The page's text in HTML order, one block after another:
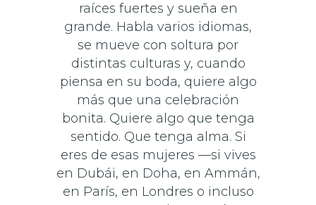
raíces fuertes y sueña en
grande. Habla varios idiomas,
se mueve con soltura por
distintas culturas y, cuando
piensa en su boda, quiere algo
más que una celebración
bonita. Quiere algo que tenga
sentido. Que tenga alma. Si
eres de esas mujeres —si vives
en Dubái, en Doha, en Ammán,
en París, en Londres o incluso